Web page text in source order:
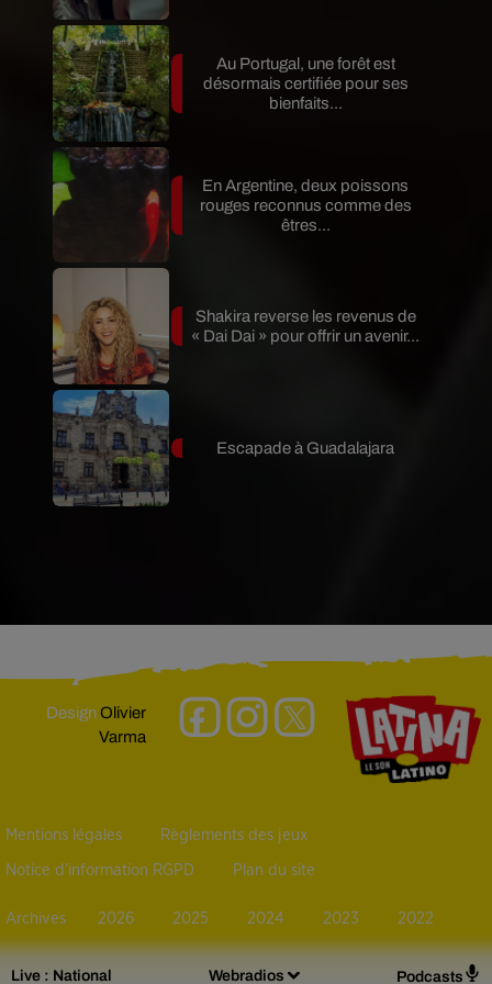
Live : National Webradios Podcasts
Au Portugal, une forêt est
désormais certifiée pour ses
bienfaits...
En Argentine, deux poissons
rouges reconnus comme des
êtres...
Shakira reverse les revenus de
« Dai Dai » pour offrir un avenir...
Escapade à Guadalajara
DesignOlivier
Varma
Mentions légales Règlements des jeux
Notice d’information RGPD Plan du site
Archives 2026 2025 2024 2023 2022